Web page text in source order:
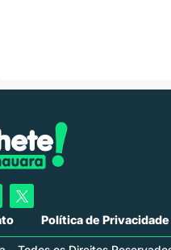
Política de Privacidade